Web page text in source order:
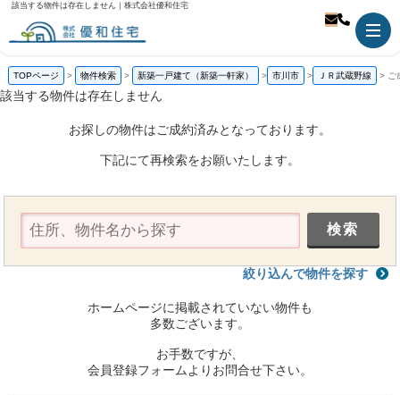
該当する物件は存在しません｜株式会社優和住宅
TOPページ 物件検索 新築一戸建て（新築一軒家） 市川市 ＪＲ武蔵野線 ご
該当する物件は存在しません
お探しの物件はご成約済みとなっております。
下記にて再検索をお願いたします。
絞り込んで物件を探す
ホームページに掲載されていない物件も
多数ございます。
お手数ですが、
会員登録フォームよりお問合せ下さい。